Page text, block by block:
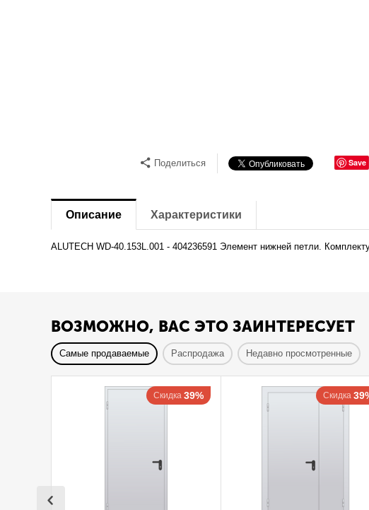
Поделиться Save
Описание Характеристики
ALUTECH WD-40.153L.001 - 404236591 Элемент нижней петли.
ВОЗМОЖНО, ВАС ЭТО ЗАИНТЕРЕСУЕТ
Самые продаваемые Распродажа Недавно просмотренные
Скидка 39% Скидка